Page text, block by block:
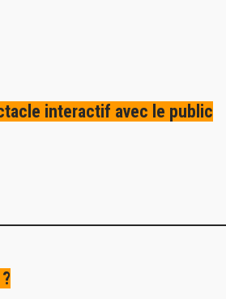
interactif avec le public